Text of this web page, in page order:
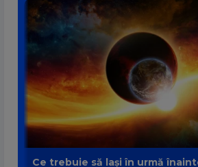
Ce trebuie să lași în urmă